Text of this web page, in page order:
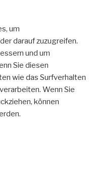
um
darauf zuzugreifen.
und um
Sie diesen
wie das Surfverhalten
Wenn Sie
können